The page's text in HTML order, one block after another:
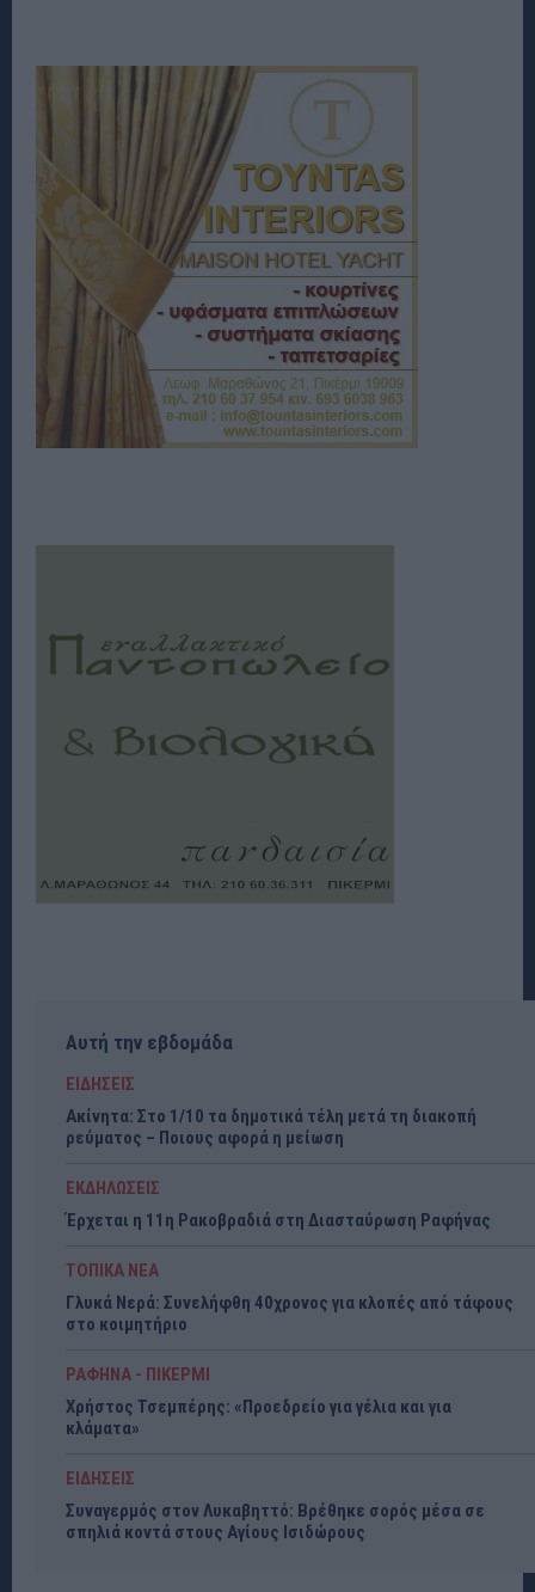
Αυτή την εβδομάδα
ΕΙΔΗΣΕΙΣ
Ακίνητα: Στο 1/10 τα δημοτικά τέλη μετά τη διακοπή
ρεύματος – Ποιους αφορά η μείωση
ΕΚΔΗΛΩΣΕΙΣ
Έρχεται η 11η Ρακοβραδιά στη Διασταύρωση Ραφήνας
ΤΟΠΙΚΑ ΝΕΑ
Γλυκά Νερά: Συνελήφθη 40χρονος για κλοπές από τάφους
στο κοιμητήριο
ΡΑΦΗΝΑ - ΠΙΚΕΡΜΙ
Χρήστος Τσεμπέρης: «Προεδρείο για γέλια και για
κλάματα»
ΕΙΔΗΣΕΙΣ
Συναγερμός στον Λυκαβηττό: Βρέθηκε σορός μέσα σε
σπηλιά κοντά στους Αγίους Ισιδώρους